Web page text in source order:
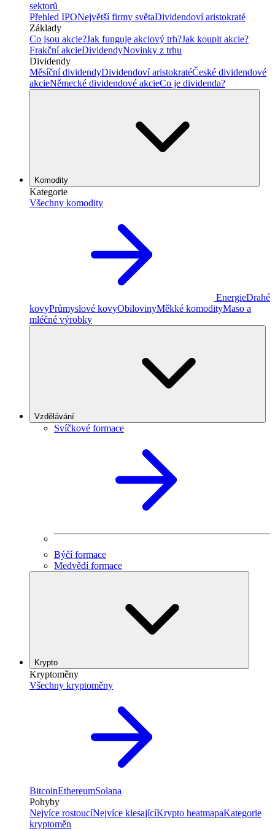
sektorů
Přehled IPONejvětší firmy světaDividendoví aristokraté
Základy
Co jsou akcie?Jak funguje akciový trh?Jak koupit akcie?
Frakční akcieDividendyNovinky z trhu
Dividendy
Měsíční dividendyDividendoví aristokratéČeské dividendové
akcieNěmecké dividendové akcieCo je dividenda?
Komodity
Kategorie
Všechny komodity
EnergieDrahé
kovyPrůmyslové kovyObilovinyMěkké komodityMaso a
mléčné výrobky
Vzdělávání
Svíčkové formace
Býčí formace
Medvědí formace
Krypto
Kryptoměny
Všechny kryptoměny
BitcoinEthereumSolana
Pohyby
Nejvíce rostoucíNejvíce klesajícíKrypto heatmapaKategorie
kryptoměn